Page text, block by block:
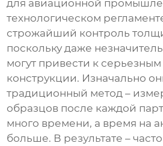
для авиационной
технологическом
строжайший контроль
поскольку даже
могут привести к
конструкции. Изначально
традиционный метод –
образцов после каждой
много времени, а время на
больше. В результате –